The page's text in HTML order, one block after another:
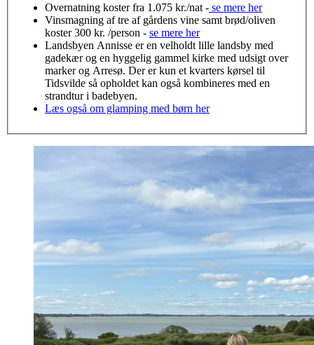
Overnatning koster fra 1.075 kr./nat - se mere her
Vinsmagning af tre af gårdens vine samt brød/oliven
koster 300 kr. /person - se mere her
Landsbyen Annisse er en velholdt lille landsby med
gadekær og en hyggelig gammel kirke med udsigt over
marker og Arresø. Der er kun et kvarters kørsel til
Tidsvilde så opholdet kan også kombineres med en
strandtur i badebyen.
Læs også om glamping med børn her